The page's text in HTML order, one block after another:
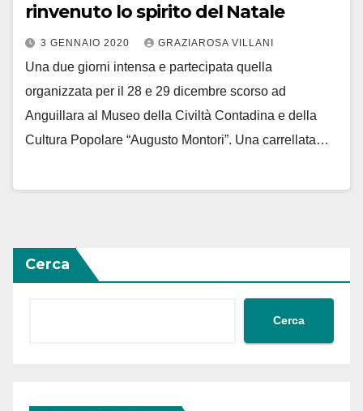
rinvenuto lo spirito del Natale
3 GENNAIO 2020 GRAZIAROSA VILLANI
Una due giorni intensa e partecipata quella
organizzata per il 28 e 29 dicembre scorso ad
Anguillara al Museo della Civiltà Contadina e della
Cultura Popolare “Augusto Montori”. Una carrellata…
Cerca
Cerca